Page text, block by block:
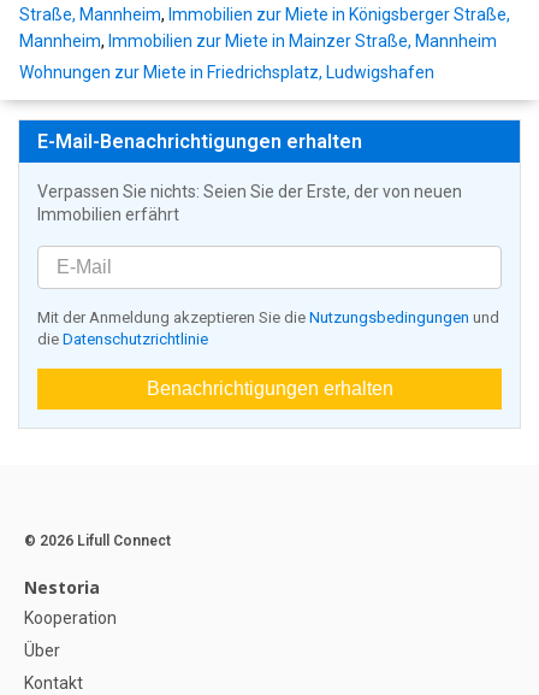
Straße, Mannheim, Immobilien zur Miete in Königsberger Straße,
Mannheim, Immobilien zur Miete in Mainzer Straße, Mannheim
Wohnungen zur Miete in Friedrichsplatz, Ludwigshafen
E-Mail-Benachrichtigungen erhalten
Verpassen Sie nichts: Seien Sie der Erste, der von neuen
Immobilien erfährt
Mit der Anmeldung akzeptieren Sie die Nutzungsbedingungen und
die Datenschutzrichtlinie
Benachrichtigungen erhalten
© 2026 Lifull Connect
Nestoria
Kooperation
Über
Kontakt